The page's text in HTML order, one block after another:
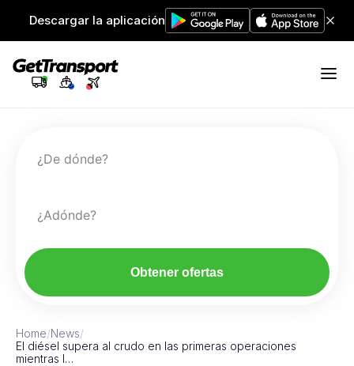
Descargar la aplicación
¿De dónde?
¿Adónde?
Obtener ofertas
Home/News/
El diésel supera al crudo en las primeras operaciones
mientras l…